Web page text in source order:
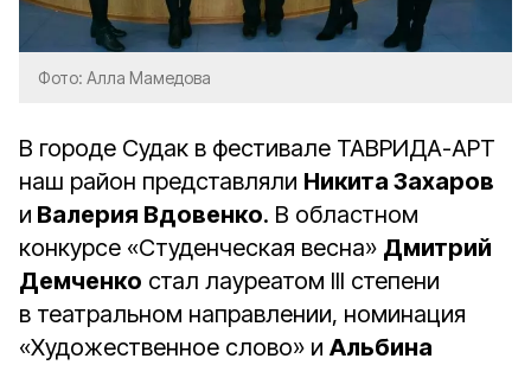
Фото: Алла Мамедова
В городе Судак в фестивале ТАВРИДА-АРТ
наш район представляли Никита Захаров
и Валерия Вдовенко. В областном
конкурсе «Студенческая весна» Дмитрий
Демченко стал лауреатом III степени
в театральном направлении, номинация
«Художественное слово» и Альбина